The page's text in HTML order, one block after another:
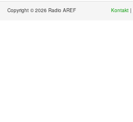
Copyright © 2026 Radio AREF Kontakt |